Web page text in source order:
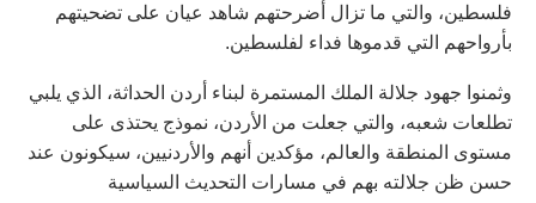
فلسطين، والتي ما تزال أضرحتهم شاهد عيان على تضحيتهم
بأرواحهم التي قدموها فداء لفلسطين.
وثمنوا جهود جلالة الملك المستمرة لبناء أردن الحداثة، الذي يلبي
تطلعات شعبه، والتي جعلت من الأردن، نموذج يحتذى على
مستوى المنطقة والعالم، مؤكدين أنهم والأردنيين، سيكونون عند
حسن ظن جلالته بهم في مسارات التحديث السياسية